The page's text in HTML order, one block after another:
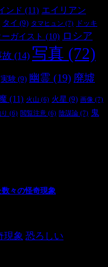
ンド (11) エイリアン
タイ (9) タマヒュン (7)
ドッキ
ガイスト (10) ロシア
故 (14) 写真 (72)
実験 (9) 幽霊 (19) 廃墟
(11) 火山 (6) 火星 (9) 画像 (7)
(6) 閲覧注意 (6) 陰謀論 (7) 鬼
々の怪奇現象
現象 恐ろしい